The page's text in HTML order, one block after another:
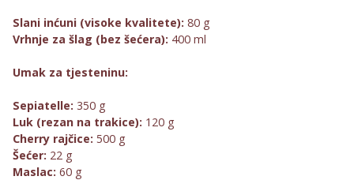
Slani inćuni (visoke kvalitete): 80 g
Vrhnje za šlag (bez šećera): 400 ml
Umak za tjesteninu:
Sepiatelle: 350 g
Luk (rezan na trakice): 120 g
Cherry rajčice: 500 g
Šećer: 22 g
Maslac: 60 g